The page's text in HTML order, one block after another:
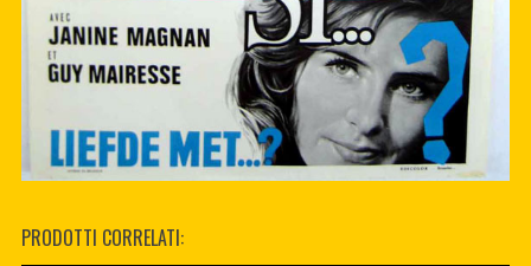
PRODOTTI CORRELATI: